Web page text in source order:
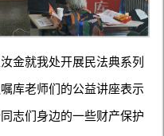
金就我处开展民法典系列
库老师们的公益讲座表示
志们身边的一些财产保护